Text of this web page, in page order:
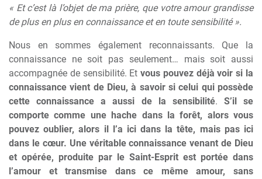
« Et c’est là l’objet de ma prière, que votre amour grandisse
de plus en plus en connaissance et en toute sensibilité ».
Nous en sommes également reconnaissants. Que la
connaissance ne soit pas seulement… mais soit aussi
accompagnée de sensibilité. Etvous pouvez déjà voir si la
connaissance vient de Dieu, à savoir si celui qui possède
cette connaissance a aussi de la sensibilité. S’il se
comporte comme une hache dans la forêt, alors vous
pouvez oublier, alors il l’a ici dans la tête, mais pas ici
dans le cœur. Une véritable connaissance venant de Dieu
et opérée, produite par le Saint-Esprit est portée dans
l’amour et transmise dans ce même amour, sans